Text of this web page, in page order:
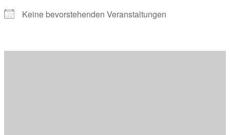
Keine bevorstehenden Veranstaltungen